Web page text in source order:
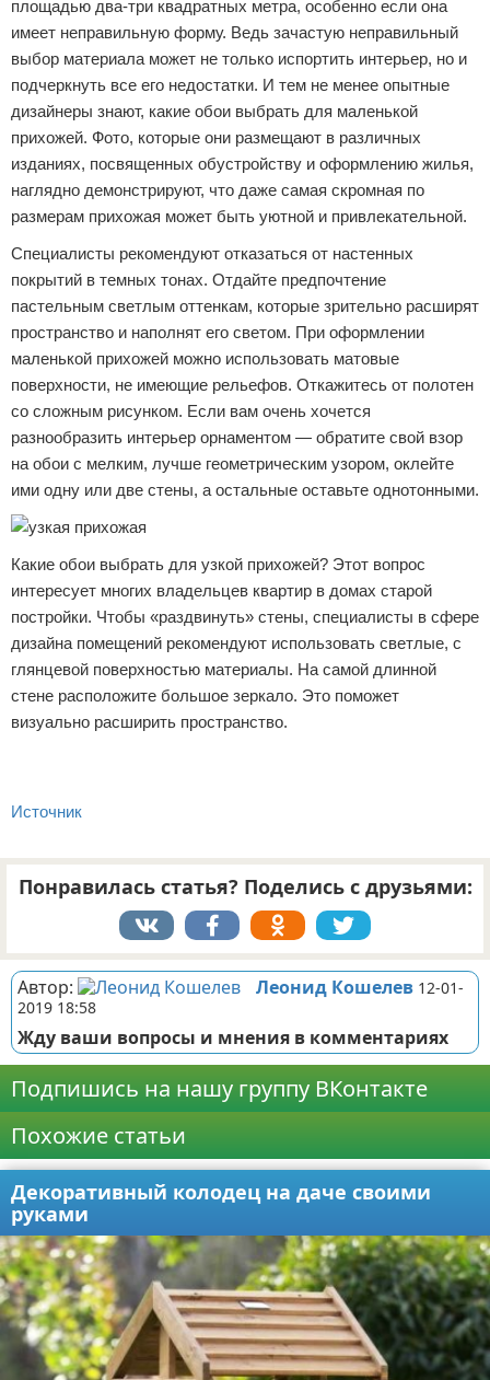
площадью два-три квадратных метра, особенно если она
имеет неправильную форму. Ведь зачастую неправильный
выбор материала может не только испортить интерьер, но и
подчеркнуть все его недостатки. И тем не менее опытные
дизайнеры знают, какие обои выбрать для маленькой
прихожей. Фото, которые они размещают в различных
изданиях, посвященных обустройству и оформлению жилья,
наглядно демонстрируют, что даже самая скромная по
размерам прихожая может быть уютной и привлекательной.
Специалисты рекомендуют отказаться от настенных
покрытий в темных тонах. Отдайте предпочтение
пастельным светлым оттенкам, которые зрительно расширят
пространство и наполнят его светом. При оформлении
маленькой прихожей можно использовать матовые
поверхности, не имеющие рельефов. Откажитесь от полотен
со сложным рисунком. Если вам очень хочется
разнообразить интерьер орнаментом — обратите свой взор
на обои с мелким, лучше геометрическим узором, оклейте
ими одну или две стены, а остальные оставьте однотонными.
Какие обои выбрать для узкой прихожей? Этот вопрос
интересует многих владельцев квартир в домах старой
постройки. Чтобы «раздвинуть» стены, специалисты в сфере
дизайна помещений рекомендуют использовать светлые, с
глянцевой поверхностью материалы. На самой длинной
стене расположите большое зеркало. Это поможет
визуально расширить пространство.
Источник
Понравилась статья? Поделись с друзьями:
Автор: Леонид Кошелев 12-01-
2019 18:58
Жду ваши вопросы и мнения в комментариях
Подпишись на нашу группу ВКонтакте
Похожие статьи
Декоративный колодец на даче своими
руками